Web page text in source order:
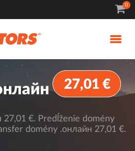
0
27,01 €
27,01 €. Predĺženie domény
domény .онлайн 27,01 €.